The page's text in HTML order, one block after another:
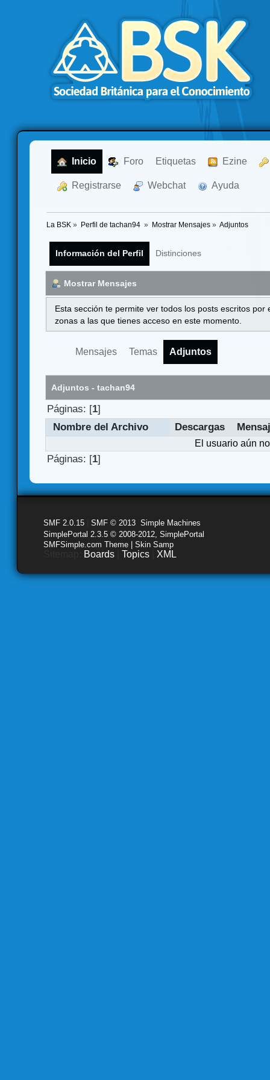
Inicio Foro Etiquetas Ezine
Registrarse Webchat Ayuda
La BSK » Perfil de tachan94 » Mostrar Mensajes» Adjuntos
Información del Perfil Distinciones
Mostrar Mensajes
Esta sección te permite ver todos los posts escritos
zonas a las que tienes acceso en este momento.
Mensajes Temas Adjuntos
Adjuntos - tachan94
Páginas: [1]
Nombre del Archivo
Descargas
El usuario aún
Páginas: [1]
SMF 2.0.15 SMF © 2013 Simple Machines
SimplePortal 2.3.5 © 2008-2012, SimplePortal
SMFSimple.com Theme | Skin Samp
Boards Topics XML